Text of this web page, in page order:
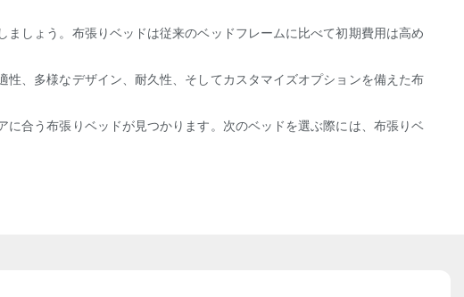
しょう。布張りベッドは従来のベッドフレームに比べて初期費用は高め
、多様なデザイン、耐久性、そしてカスタマイズオプションを備えた布
合う布張りベッドが見つかります。次のベッドを選ぶ際には、布張りベ